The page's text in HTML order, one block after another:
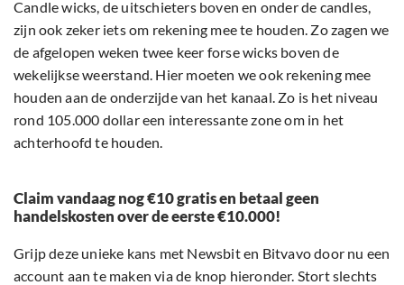
Candle wicks, de uitschieters boven en onder de candles,
zijn ook zeker iets om rekening mee te houden. Zo zagen we
de afgelopen weken twee keer forse wicks boven de
wekelijkse weerstand. Hier moeten we ook rekening mee
houden aan de onderzijde van het kanaal. Zo is het niveau
rond 105.000 dollar een interessante zone om in het
achterhoofd te houden.
Claim vandaag nog €10 gratis en betaal geen
handelskosten over de eerste €10.000!
Grijp deze unieke kans met Newsbit en Bitvavo door nu een
account aan te maken via de knop hieronder. Stort slechts